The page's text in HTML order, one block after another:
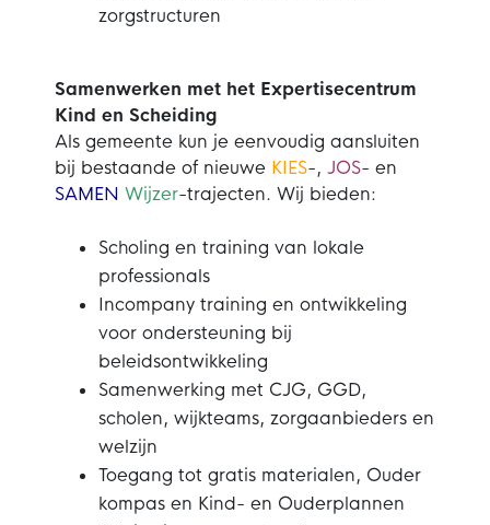
zorgstructuren
Samenwerken met het Expertisecentrum
Kind en Scheiding
Als gemeente kun je eenvoudig aansluiten
bij bestaande of nieuwe KIES-, JOS- en
SAMEN Wijzer-trajecten. Wij bieden:
Scholing en training van lokale
professionals
Incompany training en ontwikkeling
voor ondersteuning bij
beleidsontwikkeling
Samenwerking met CJG, GGD,
scholen, wijkteams, zorgaanbieders en
welzijn
Toegang tot gratis materialen, Ouder
kompas en Kind- en Ouderplannen